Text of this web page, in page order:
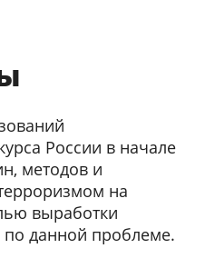
России в начале
методов и
на
выработки
данной проблеме.